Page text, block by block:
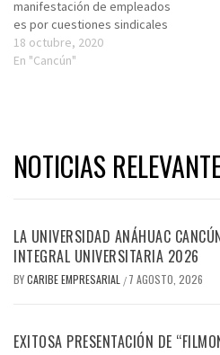
manifestación de empleados
es por cuestiones sindicales
18 octubre, 2020
En "Cancún"
NOTICIAS
LA UNIVERSIDAD ANÁHUAC
INTEGRAL UNIVERSITARIA 2026
BYCARIBE EMPRESARIAL / 7 AGOSTO, 2026
EXITOSA PRESENTACIÓN DE